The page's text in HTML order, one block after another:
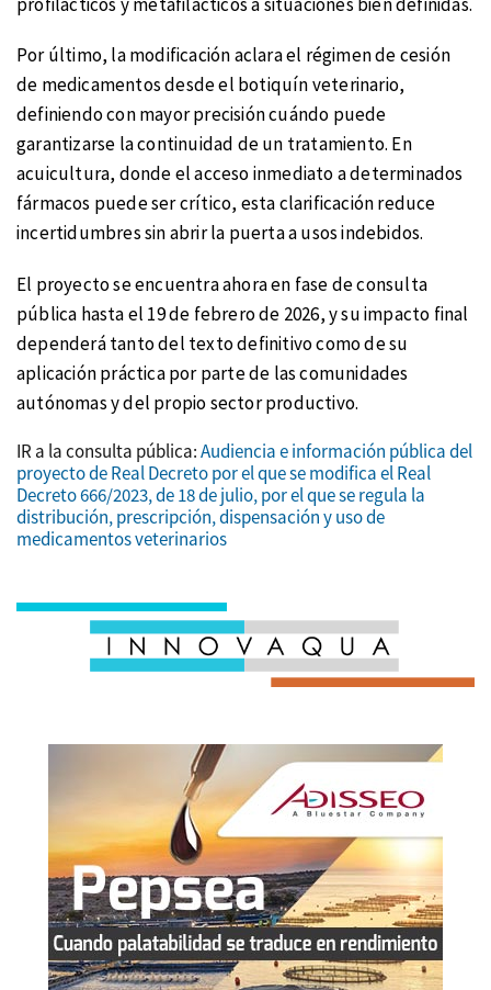
Por último, la modificación aclara el régimen de cesión
de medicamentos desde el botiquín veterinario,
definiendo con mayor precisión cuándo puede
garantizarse la continuidad de un tratamiento. En
acuicultura, donde el acceso inmediato a determinados
fármacos puede ser crítico, esta clarificación reduce
incertidumbres sin abrir la puerta a usos indebidos.
El proyecto se encuentra ahora en fase de consulta
pública hasta el 19 de febrero de 2026, y su impacto final
dependerá tanto del texto definitivo como de su
aplicación práctica por parte de las comunidades
autónomas y del propio sector productivo.
IR a la consulta pública:Audiencia e información pública del
proyecto de Real Decreto por el que se modifica el Real
Decreto 666/2023, de 18 de julio, por el que se regula la
distribución, prescripción, dispensación y uso de
medicamentos veterinarios